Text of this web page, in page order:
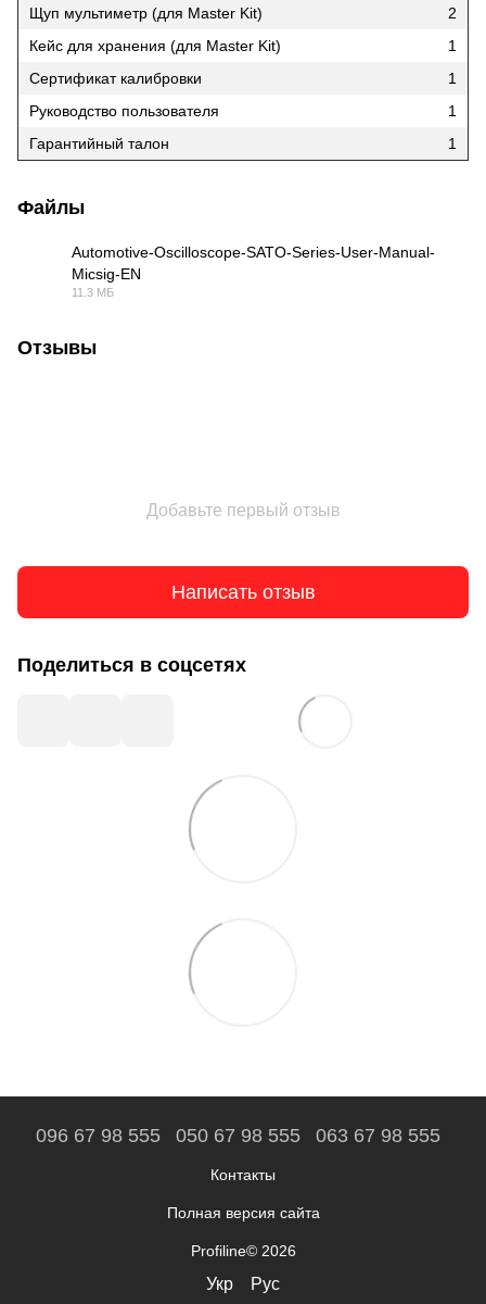
Щуп мультиметр (для Master Kit)
2
Кейс для хранения (для Master Kit)
1
Сертификат калибровки
1
Руководство пользователя
1
Гарантийный талон
1
Файлы
Automotive-Oscilloscope-SATO-Series-User-Manual-
Micsig-EN
11.3 МБ
Отзывы
Добавьте первый отзыв
Написать отзыв
Поделиться в соцсетях
096 67 98 555 050 67 98 555 063 67 98 555
Контакты
Полная версия сайта
Profiline© 2026
Укр Рус